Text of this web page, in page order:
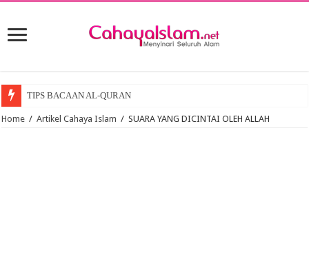
TIPS BACAAN AL-QURAN
Home / Artikel Cahaya Islam / SUARA YANG DICINTAI OLEH ALLAH